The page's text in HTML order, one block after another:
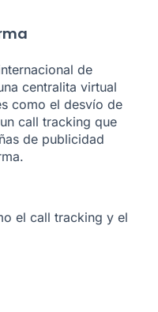
de
centralita virtual
como el desvío de
call tracking que
de publicidad
el call tracking y el